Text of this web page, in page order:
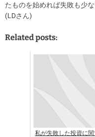
たものを始めれば失敗も少な
(LDさん)
Related posts:
私が失敗した投資に関